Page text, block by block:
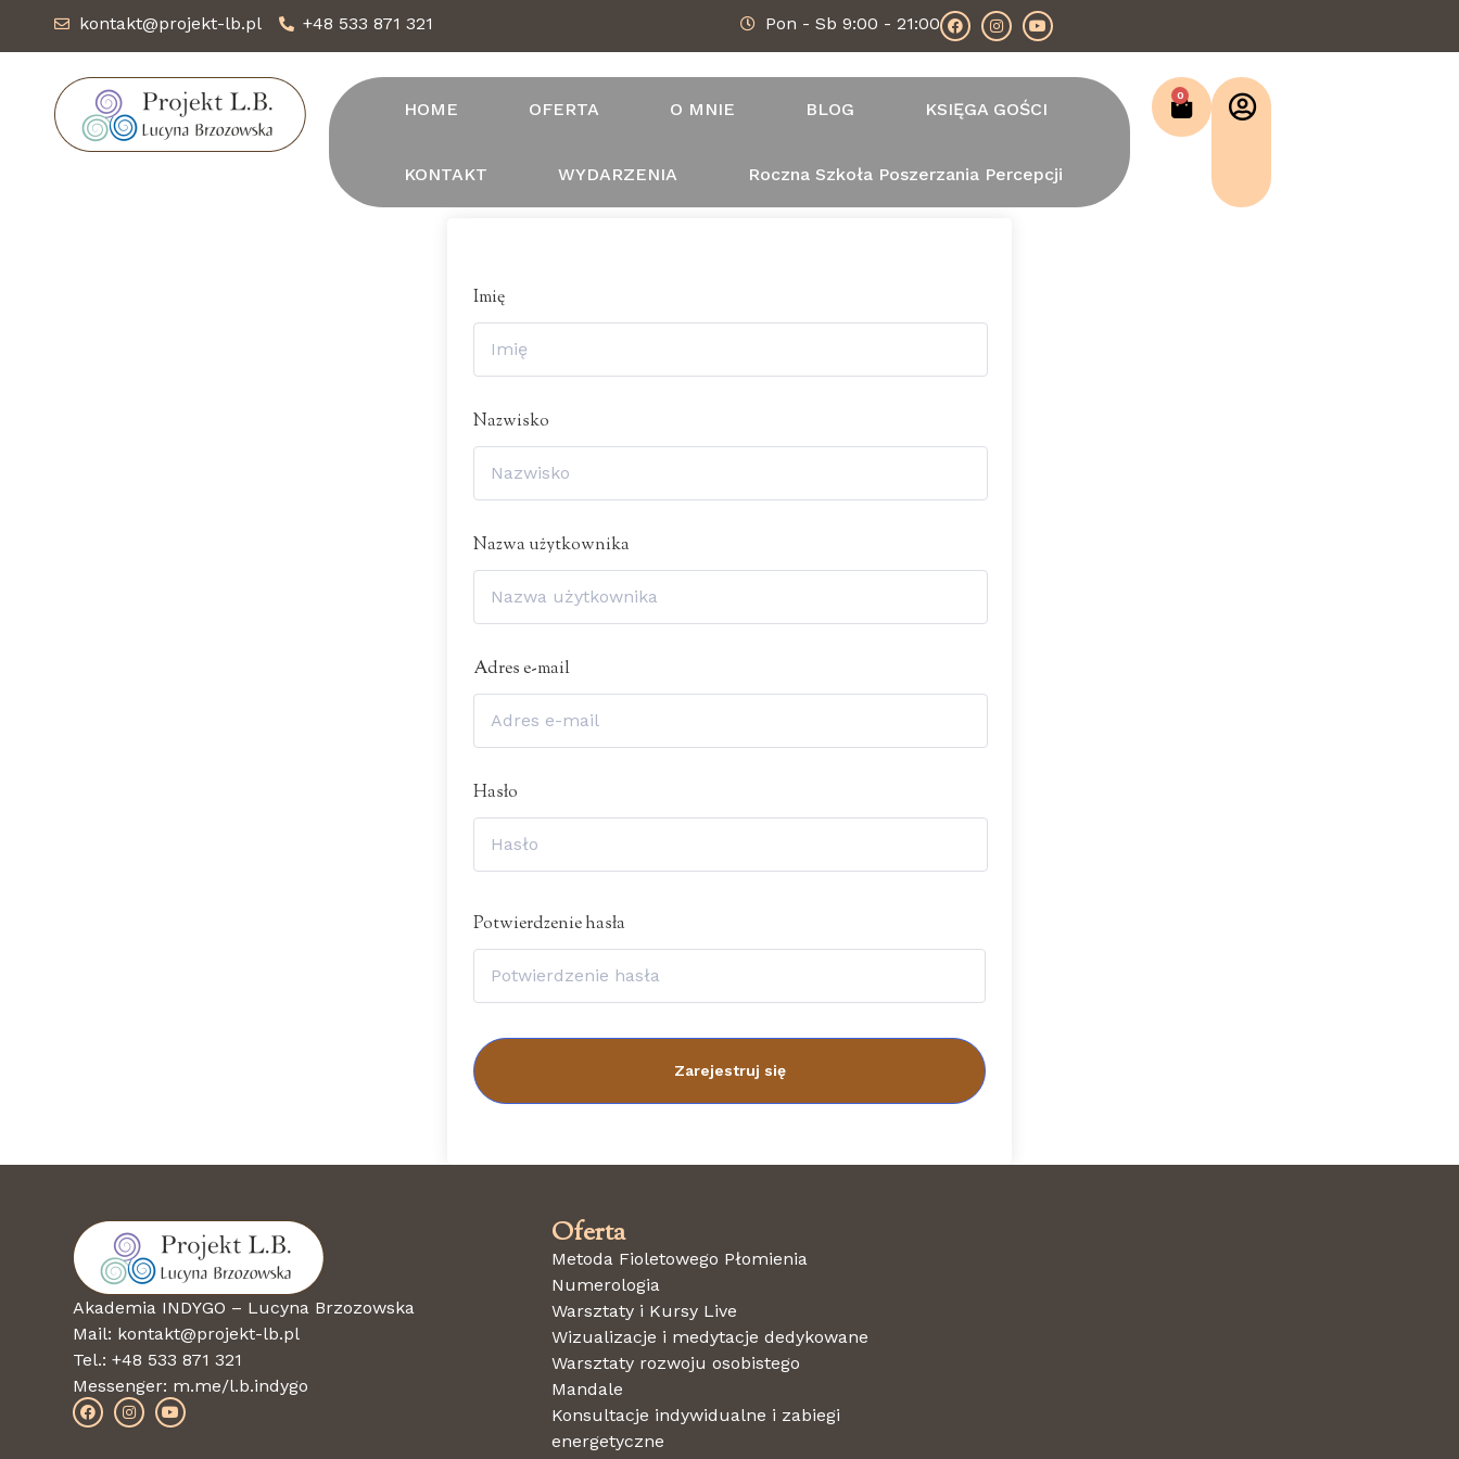
kontakt@projekt-lb.pl +48 533 871 321 Pon - Sb 9:00 - 21:00
HOME OFERTA O MNIE BLOG KSIĘGA GOŚCI
KONTAKT WYDARZENIA Roczna Szkoła Poszerzania Percepcji
0
Imię
Nazwisko
Nazwa użytkownika
Adres e-mail
Hasło
Potwierdzenie hasła
Zarejestruj się
Akademia INDYGO – Lucyna Brzozowska
Mail: kontakt@projekt-lb.pl
Tel.: +48 533 871 321
Messenger: m.me/l.b.indygo
Oferta
Metoda Fioletowego Płomienia
Numerologia
Warsztaty i Kursy Live
Wizualizacje i medytacje dedykowane
Warsztaty rozwoju osobistego
Mandale
Konsultacje indywidualne i zabiegi
energetyczne